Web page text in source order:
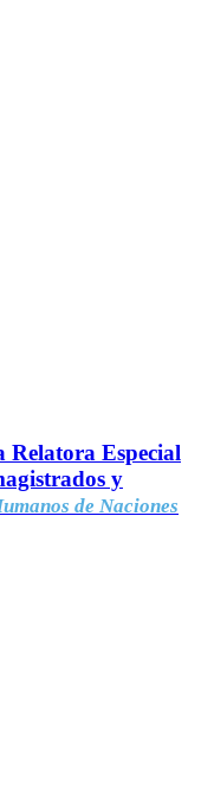
Relatora Especial
y
de Naciones